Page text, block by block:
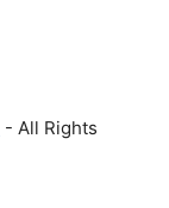
- All Rights